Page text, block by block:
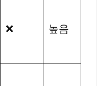
❌ 높음